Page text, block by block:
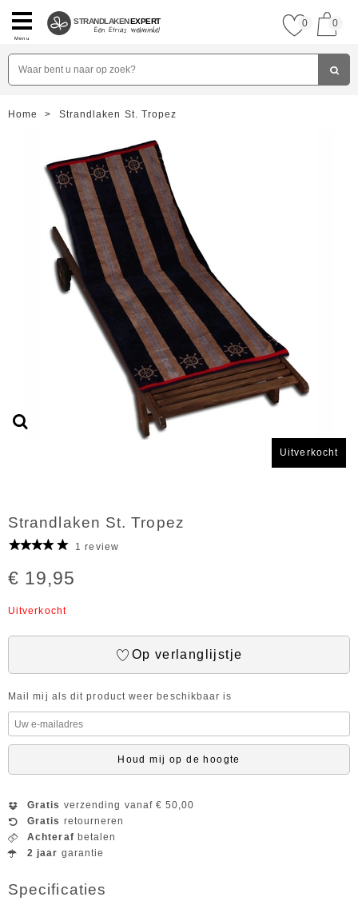
Menu
STRANDLAKENEXPERT 0 0
Home > Strandlaken St. Tropez
Uitverkocht
Strandlaken St. Tropez
1 review
€ 19,95
Uitverkocht
Op verlanglijstje
Mail mij als dit product weer beschikbaar is
Houd mij op de hoogte
Gratis verzending vanaf € 50,00
Gratis retourneren
Achteraf betalen
2 jaar garantie
Specificaties